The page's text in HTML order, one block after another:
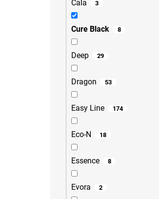
Cala 3
Cure Black 8
Deep 29
Dragon 53
Easy Line 174
Eco-N 18
Essence 8
Evora 2